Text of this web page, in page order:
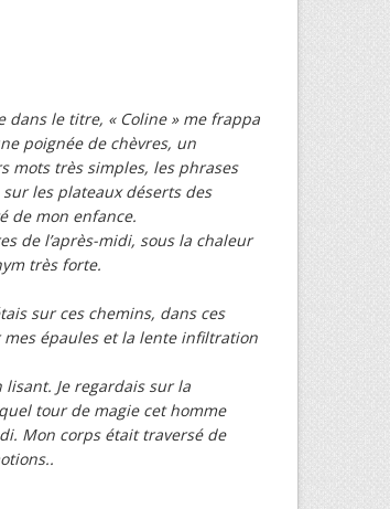
dans le titre, « Coline » me frappa
poignée de chèvres, un
mots très simples, les phrases
les plateaux déserts des
de mon enfance.
de l’après-midi, sous la chaleur
très forte.
sur ces chemins, dans ces
épaules et la lente infiltration
lisant. Je regardais sur la
tour de magie cet homme
Mon corps était traversé de